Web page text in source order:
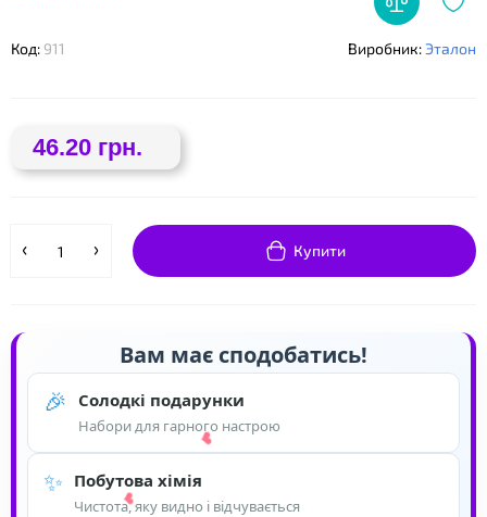
Код: 911 Виробник:Эталон
46.20 грн.
Купити
Вам має сподобатись!
🎉 Солодкі подарунки
Набори для гарного настрою
✨ Побутова хімія
Чистота, яку видно і відчувається